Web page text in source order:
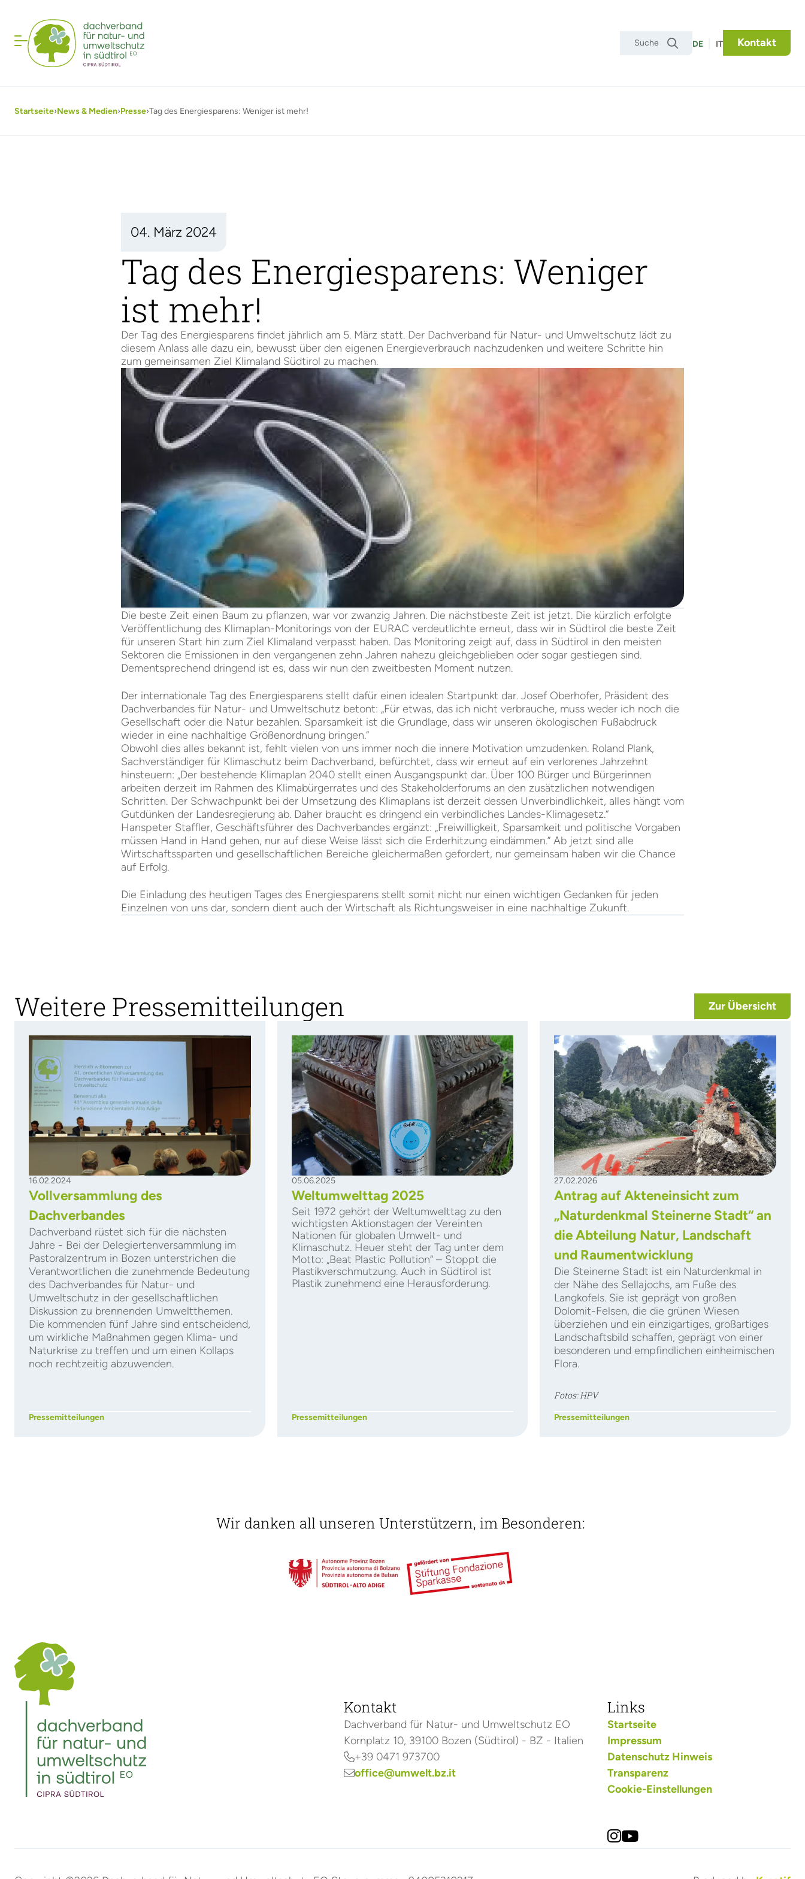
 DE IT Kontakt
Startseite›News & Medien›Presse›Tag des Energiesparens: Weniger ist mehr!
04. März 2024
Tag des Energiesparens: Weniger
ist mehr!
Der Tag des Energiesparens findet jährlich am 5. März statt. Der Dachverband für Natur- und Umweltschutz lädt zu
diesem Anlass alle dazu ein, bewusst über den eigenen Energieverbrauch nachzudenken und weitere Schritte hin
zum gemeinsamen Ziel Klimaland Südtirol zu machen.
Die beste Zeit einen Baum zu pflanzen, war vor zwanzig Jahren. Die nächstbeste Zeit ist jetzt. Die kürzlich erfolgte
Veröffentlichung des Klimaplan-Monitorings von der EURAC verdeutlichte erneut, dass wir in Südtirol die beste Zeit
für unseren Start hin zum Ziel Klimaland verpasst haben. Das Monitoring zeigt auf, dass in Südtirol in den meisten
Sektoren die Emissionen in den vergangenen zehn Jahren nahezu gleichgeblieben oder sogar gestiegen sind.
Dementsprechend dringend ist es, dass wir nun den zweitbesten Moment nutzen.
Der internationale Tag des Energiesparens stellt dafür einen idealen Startpunkt dar. Josef Oberhofer, Präsident des
Dachverbandes für Natur- und Umweltschutz betont: „Für etwas, das ich nicht verbrauche, muss weder ich noch die
Gesellschaft oder die Natur bezahlen. Sparsamkeit ist die Grundlage, dass wir unseren ökologischen Fußabdruck
wieder in eine nachhaltige Größenordnung bringen.“
Obwohl dies alles bekannt ist, fehlt vielen von uns immer noch die innere Motivation umzudenken. Roland Plank,
Sachverständiger für Klimaschutz beim Dachverband, befürchtet, dass wir erneut auf ein verlorenes Jahrzehnt
hinsteuern: „Der bestehende Klimaplan 2040 stellt einen Ausgangspunkt dar. Über 100 Bürger und Bürgerinnen
arbeiten derzeit im Rahmen des Klimabürgerrates und des Stakeholderforums an den zusätzlichen notwendigen
Schritten. Der Schwachpunkt bei der Umsetzung des Klimaplans ist derzeit dessen Unverbindlichkeit, alles hängt vom
Gutdünken der Landesregierung ab. Daher braucht es dringend ein verbindliches Landes-Klimagesetz.“
Hanspeter Staffler, Geschäftsführer des Dachverbandes ergänzt: „Freiwilligkeit, Sparsamkeit und politische Vorgaben
müssen Hand in Hand gehen, nur auf diese Weise lässt sich die Erderhitzung eindämmen.” Ab jetzt sind alle
Wirtschaftssparten und gesellschaftlichen Bereiche gleichermaßen gefordert, nur gemeinsam haben wir die Chance
auf Erfolg.
Die Einladung des heutigen Tages des Energiesparens stellt somit nicht nur einen wichtigen Gedanken für jeden
Einzelnen von uns dar, sondern dient auch der Wirtschaft als Richtungsweiser in eine nachhaltige Zukunft.
Weitere Pressemitteilungen Zur Übersicht
16.02.2024
Vollversammlung des
Dachverbandes
Dachverband rüstet sich für die nächsten
Jahre - Bei der Delegiertenversammlung im
Pastoralzentrum in Bozen unterstrichen die
Verantwortlichen die zunehmende Bedeutung
des Dachverbandes für Natur- und
Umweltschutz in der gesellschaftlichen
Diskussion zu brennenden Umweltthemen.
Die kommenden fünf Jahre sind entscheidend,
um wirkliche Maßnahmen gegen Klima- und
Naturkrise zu treffen und um einen Kollaps
noch rechtzeitig abzuwenden.
Pressemitteilungen
05.06.2025
Weltumwelttag 2025
Seit 1972 gehört der Weltumwelttag zu den
wichtigsten Aktionstagen der Vereinten
Nationen für globalen Umwelt- und
Klimaschutz. Heuer steht der Tag unter dem
Motto: „Beat Plastic Pollution“ – Stoppt die
Plastikverschmutzung. Auch in Südtirol ist
Plastik zunehmend eine Herausforderung.
Pressemitteilungen
27.02.2026
Antrag auf Akteneinsicht zum
„Naturdenkmal Steinerne Stadt“ an
die Abteilung Natur, Landschaft
und Raumentwicklung
Die Steinerne Stadt ist ein Naturdenkmal in
der Nähe des Sellajochs, am Fuße des
Langkofels. Sie ist geprägt von großen
Dolomit-Felsen, die die grünen Wiesen
überziehen und ein einzigartiges, großartiges
Landschaftsbild schaffen, geprägt von einer
besonderen und empfindlichen einheimischen
Flora.
Fotos: HPV
Pressemitteilungen
Wir danken all unseren Unterstützern, im Besonderen:
Kontakt
Dachverband für Natur- und Umweltschutz EO
Kornplatz 10, 39100 Bozen (Südtirol) - BZ - Italien
+39 0471 973700
office@umwelt.bz.it
Links
Startseite
Impressum
Datenschutz Hinweis
Transparenz
Cookie-Einstellungen
